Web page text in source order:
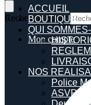
Recherche pour :
Mon compte
ACCUEIL
BOUTIQUE
QUI
NOS
Police
ASVP